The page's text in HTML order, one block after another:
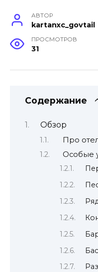
АВТОР
kartanxc_govtail
ПРОСМОТРОВ
31
Содержание
Обзор
Про
Особые